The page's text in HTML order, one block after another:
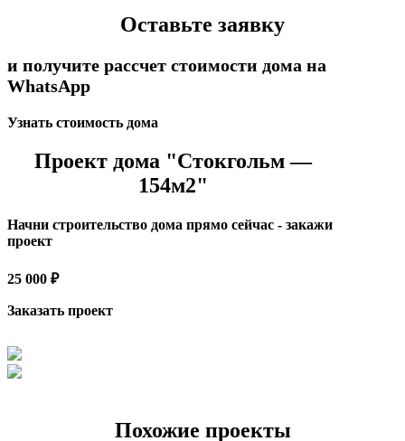
Оставьте заявку
и получите рассчет стоимости дома на
WhatsApp
Узнать стоимость дома
Проект дома "Стокгольм —
154м2"
Начни строительство дома прямо сейчас - закажи
проект
25 000 ₽
Заказать проект
Похожие проекты